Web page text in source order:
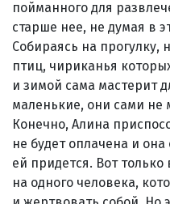
пойманного для
старше нее, не думая в
Собираясь на прогулку,
птиц, чириканья
и зимой сама мастерит
маленькие, они сами не
Конечно, Алина
не будет оплачена и она
ей придется. Вот
на одного человека,